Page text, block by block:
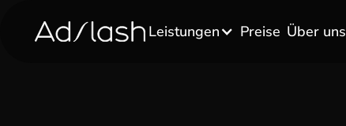
Leistungen Preise Über uns